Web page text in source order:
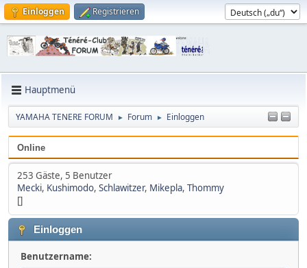
Einloggen Registrieren
Hauptmenü
YAMAHA TENERE FORUM ► Forum ► Einloggen
Online
253 Gäste, 5 Benutzer
Mecki, Kushimodo, Schlawitzer, Mikepla, Thommy
[]
Einloggen
Benutzername: